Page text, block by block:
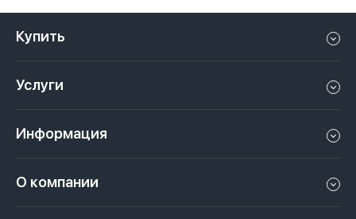
Купить
Апартаменты в Дубае
Пентхаус в Дубае
Услуги
Сдать недвижимость в Дубае, ОАЭ
Информация
О компании